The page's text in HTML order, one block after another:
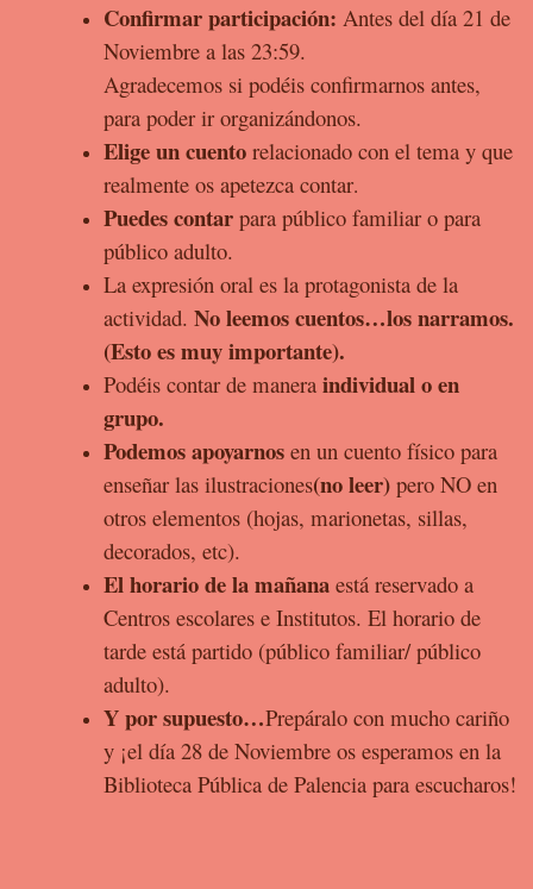
Confirmar participación: Antes del día 21 de
Noviembre a las 23:59.
Agradecemos si podéis confirmarnos antes,
para poder ir organizándonos.
Elige un cuentorelacionado con el tema y que
realmente os apetezca contar.
Puedes contarpara público familiar o para
público adulto.
La expresión oral es la protagonista de la
actividad. No leemoscuentos…los narramos.
(Esto es muy importante).
Podéis contar de manera individual o en
grupo.
Podemos apoyarnosen un cuento físico para
enseñar las ilustraciones(no leer) pero NO en
otros elementos (hojas, marionetas, sillas,
decorados, etc).
El horario de la mañanaestá reservado a
Centros escolares e Institutos. El horario de
tarde está partido (público familiar/ público
adulto).
Y por supuesto…Prepáralo con mucho cariño
y ¡el día 28 de Noviembre os esperamos en la
Biblioteca Pública de Palencia para escucharos!